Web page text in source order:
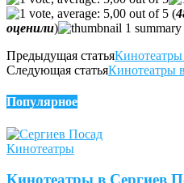
(
оценили)
Предыдущая статья
Следующая статьяКинотеатры
Популярное
Кинотеатры
Кинотеатры в Сергиев